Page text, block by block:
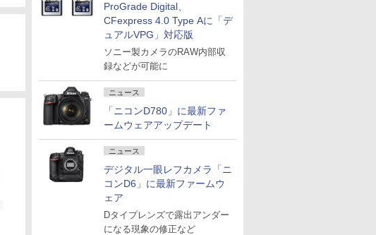
ProGrade Digital、
CFexpress 4.0 Type Aに「デ
ュアルVPG」対応版
ソニー製カメラのRAW内部収
録などが可能に
ニュース
「ニコンD780」に最新ファ
ームウェアアップデート
ニュース
デジタル一眼レフカメラ「ニ
コンD6」に最新ファームウ
ェア
Dタイプレンズで露出アンダー
になる現象の修正など